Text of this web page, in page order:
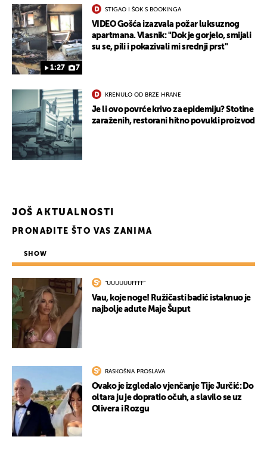
1:27 7
STIGAO I ŠOK S BOOKINGA
VIDEO Gošća izazvala požar luksuznog
apartmana. Vlasnik: "Dok je gorjelo, smijali
su se, pili i pokazivali mi srednji prst"
KRENULO OD BRZE HRANE
Je li ovo povrće krivo za epidemiju? Stotine
zaraženih, restorani hitno povukli proizvod
JOŠ AKTUALNOSTI
PRONAĐITE ŠTO VAS ZANIMA
SHOW
"UUUUUUFFFF"
Vau, koje noge! Ružičasti badić istaknuo je
najbolje adute Maje Šuput
RASKOŠNA PROSLAVA
Ovako je izgledalo vjenčanje Tije Jurčić: Do
oltara ju je dopratio očuh, a slavilo se uz
Olivera i Rozgu
UKLJUČITE NOTIFIKACIJE